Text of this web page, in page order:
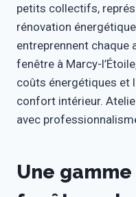
petits collectifs,
rénovation
entreprennent chaque
fenêtre à Marcy-
coûts énergétiques et
confort intérieur.
avec
Une